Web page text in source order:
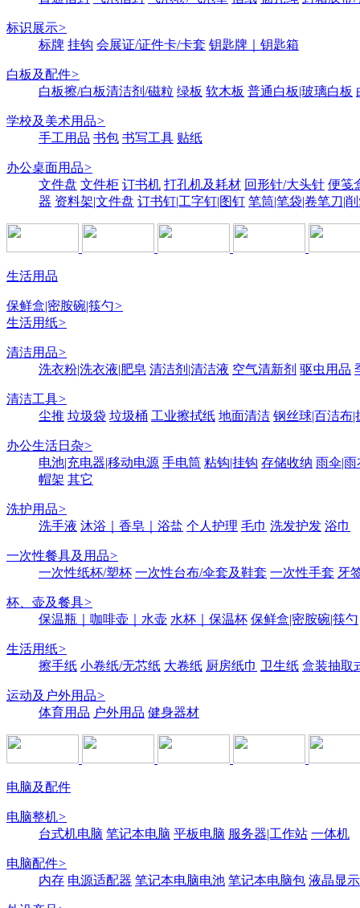
标识展示>
标牌 挂钩 会展证/证件卡/卡套 钥匙牌｜钥匙箱
白板及配件>
白板擦/白板清洁剂/磁粒 绿板 软木板 普通白板|玻璃白板
学校及美术用品>
手工用品 书包 书写工具 贴纸
办公桌面用品>
文件盘 文件柜 订书机 打孔机及耗材 回形针/大头针 便笺
器 资料架|文件盘 订书钉|工字钉|图钉 笔筒|笔袋|卷笔刀|
生活用品
保鲜盒|密胺碗|筷勺>
生活用纸>
清洁用品>
洗衣粉|洗衣液|肥皂 清洁剂|清洁液 空气清新剂 驱虫用品
清洁工具>
尘推 垃圾袋 垃圾桶 工业擦拭纸 地面清洁 钢丝球|百洁布|
办公生活日杂>
电池|充电器|移动电源 手电筒 粘钩|挂钩 存储收纳 雨伞|雨
帽架 其它
洗护用品>
洗手液 沐浴｜香皂｜浴盐 个人护理 毛巾 洗发护发 浴巾
一次性餐具及用品>
一次性纸杯/塑杯 一次性台布/伞套及鞋套 一次性手套 牙
杯、壶及餐具>
保温瓶｜咖啡壶｜水壶 水杯｜保温杯 保鲜盒|密胺碗|筷勺
生活用纸>
擦手纸 小卷纸/无芯纸 大卷纸 厨房纸巾 卫生纸 盒装抽取
运动及户外用品>
体育用品 户外用品 健身器材
电脑及配件
电脑整机>
台式机电脑 笔记本电脑 平板电脑 服务器|工作站 一体机
电脑配件>
内存 电源适配器 笔记本电脑电池 笔记本电脑包 液晶显